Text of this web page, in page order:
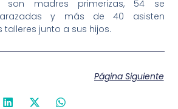
son madres primerizas, 54 se
y más de 40 asisten
junto a sus hijos.
Página Siguiente